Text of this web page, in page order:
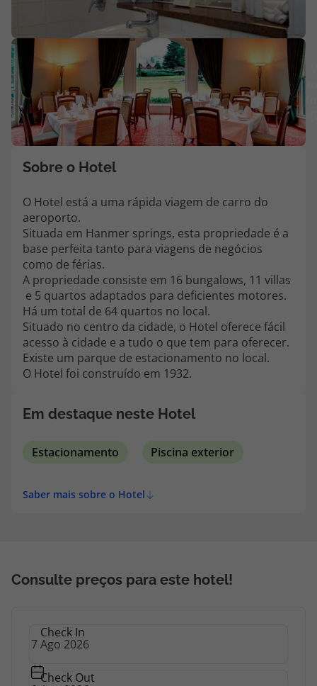
Agências
Contactos
Apoio ao cliente em Portugal
218 925 471
218 925 471
Custo de uma chamada para a rede fixa nacional.
A sua agência de viagens Top Atlântico tem a preocupação de estar
sempre mais perto de si, para maior comodidade e total facilidade
na marcação das suas viagens, tem ainda ao seu dispor o nosso call
center a funcionar todos os dias úteis das 10:00 às 20:00 e Sábado
das 10:00 às 14:00.
topatlantico@topatlantico.com
Sobre o Hotel
O Hotel está a uma rápida viagem de carro do
aeroporto.
Situada em Hanmer springs, esta propriedade é a
base perfeita tanto para viagens de negócios
como de férias.
A propriedade consiste em 16 bungalows, 11 villas
e 5 quartos adaptados para deficientes motores.
Há um total de 64 quartos no local.
Situado no centro da cidade, o Hotel oferece fácil
acesso à cidade e a tudo o que tem para oferecer.
Existe um parque de estacionamento no local.
O Hotel foi construído em 1932.
Em destaque neste Hotel
Estacionamento Piscina exterior
Saber mais sobre o Hotel
Consulte preços para este hotel!
Check In
Check Out